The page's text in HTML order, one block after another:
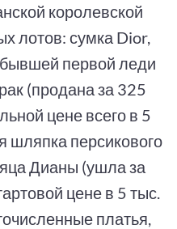
королевской
лотов: сумка Dior,
первой леди
(продана за 325
цене всего в 5
шляпка персикового
Дианы (ушла за
цене в 5 тыс.
платья,